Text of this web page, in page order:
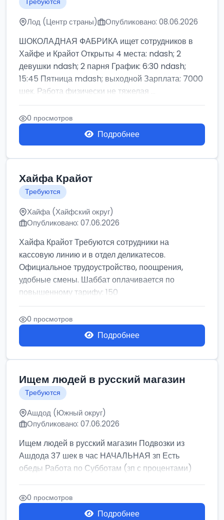
Лод (Центр страны) Опубликовано: 08.06.2026
ШОКОЛАДНАЯ ФАБРИКА ищет сотрудников в
Хайфе и Крайот Открыты 4 места: ndash; 2
девушки ndash; 2 парня График: 6:30 ndash;
15:45 Пятница mdash; выходной Зарплата: 7000
шек. Работа физически не тяжелая ...
0 просмотров
Подробнее
Хайфа Крайот
Требуются
Хайфа (Хайфский округ)
Опубликовано: 07.06.2026
Хайфа Крайот Требуются сотрудники на
кассовую линию и в отдел деликатесов.
Официальное трудоустройство, поощрения,
удобные смены. Шаббат оплачивается по
повышенному тарифу: 150
0 просмотров
Подробнее
Ищем людей в русский магазин
Требуются
Ашдод (Южный округ)
Опубликовано: 07.06.2026
Ищем людей в русский магазин Подвозки из
Ашдода 37 шек в час НАЧАЛЬНАЯ зп Есть
обеды Работа по Субботам (зп с процентами)
0 просмотров
Подробнее